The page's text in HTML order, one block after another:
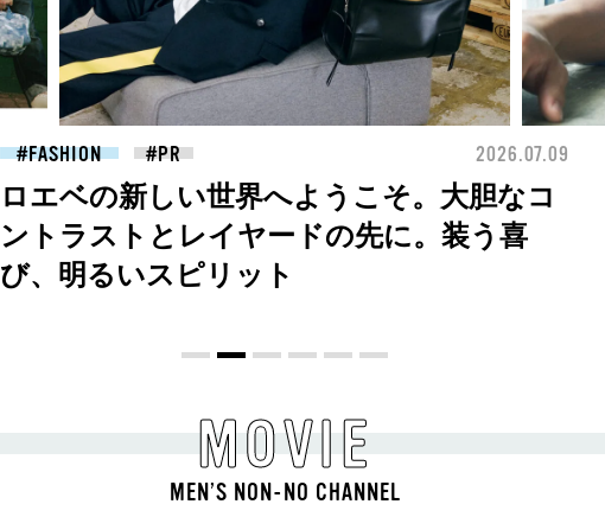
2026.07.09
FASHION 2026.07.09
ロエベの新しい世界へようこそ。大胆なコ
ントラストとレイヤードの先に。装う喜
び、明るいスピリット
BEAUTY
MOVIE
MEN’S NON-NO CHANNEL